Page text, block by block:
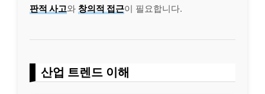
판적 사고와 창의적 접근이 필요합니다.
산업 트렌드 이해